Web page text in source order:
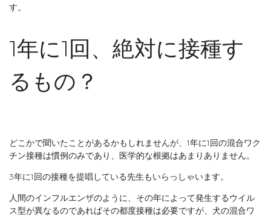
す。
1年に1回、絶対に接種す
るもの？
どこかで聞いたことがあるかもしれませんが、1年に1回の混合ワク
チン接種は慣例のみであり、医学的な根拠はあまりありません。
3年に1回の接種を提唱している先生もいらっしゃいます。
人間のインフルエンザのように、その年によって発生するウイル
ス型が異なるのであればその都度接種は必要ですが、犬の混合ワ